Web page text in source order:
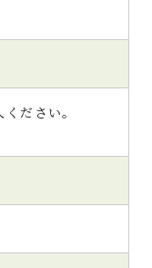
ださい。